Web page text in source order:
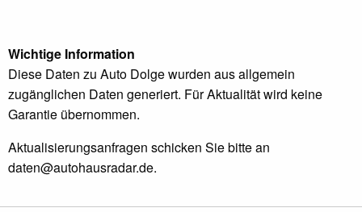
Wichtige Information
Diese Daten zu Auto Dolge wurden aus allgemein
zugänglichen Daten generiert. Für Aktualität wird keine
Garantie übernommen.
Aktualisierungsanfragen schicken Sie bitte an
daten@autohausradar.de.